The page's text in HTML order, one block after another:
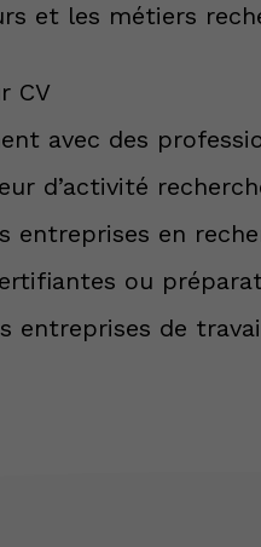
et les métiers
CV
avec des
d’activité
entreprises en
ou
entreprises de